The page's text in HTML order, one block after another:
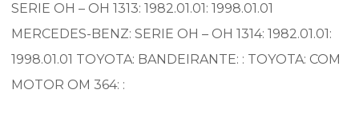
SERIE OH – OH 1313: 1982.01.01: 1998.01.01
MERCEDES-BENZ: SERIE OH – OH 1314: 1982.01.01:
1998.01.01 TOYOTA: BANDEIRANTE: : TOYOTA: COM
MOTOR OM 364: :